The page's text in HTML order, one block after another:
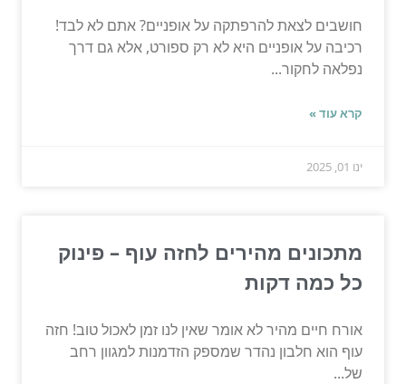
חושבים לצאת להרפתקה על אופניים? אתם לא לבד!
רכיבה על אופניים היא לא רק ספורט, אלא גם דרך
נפלאה לחקור...
קרא עוד »
ינו 01, 2025
מתכונים מהירים לחזה עוף – פינוק
כל כמה דקות
אורח חיים מהיר לא אומר שאין לנו זמן לאכול טוב! חזה
עוף הוא חלבון נהדר שמספק הזדמנות למגוון רחב
של...